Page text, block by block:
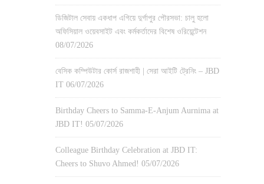
ডিজিটাল সেবায় একধাপ এগিয়ে দুর্গাপুর পৌরসভা: চালু হলো
অফিসিয়াল ওয়েবসাইট এবং কর্মকর্তাদের বিশেষ ওরিয়েন্টেশন
08/07/2026
বেসিক কম্পিউটার কোর্স রাজশাহী | সেরা আইটি ট্রেনিং – JBD
IT 06/07/2026
Birthday Cheers to Samma-E-Anjum Aurnima at
JBD IT! 05/07/2026
Colleague Birthday Celebration at JBD IT:
Cheers to Shuvo Ahmed! 05/07/2026